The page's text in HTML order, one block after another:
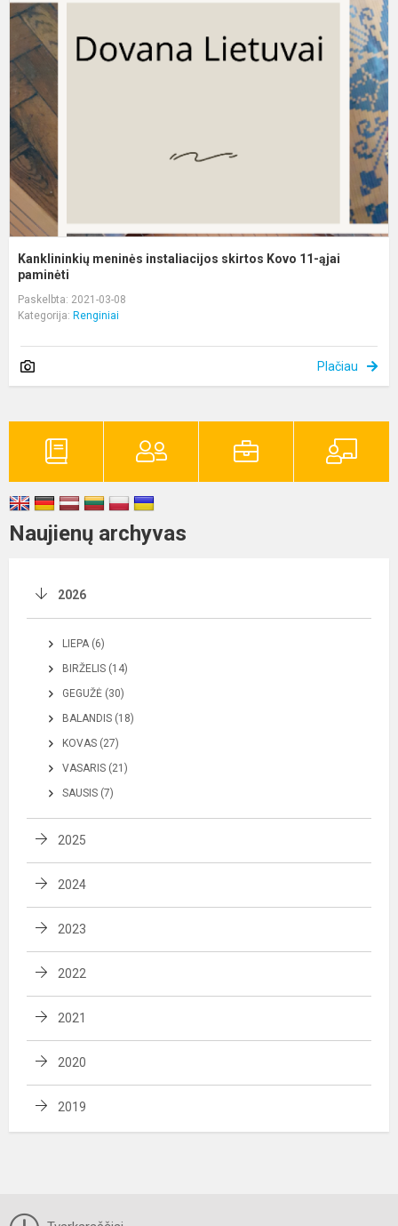
Kanklininkių meninės instaliacijos skirtos Kovo 11-ąjai
paminėti
Paskelbta: 2021-03-08
Kategorija: Renginiai
Plačiau
Naujienų archyvas
2026
LIEPA (6)
BIRŽELIS (14)
GEGUŽĖ (30)
BALANDIS (18)
KOVAS (27)
VASARIS (21)
SAUSIS (7)
2025
2024
2023
2022
2021
2020
2019